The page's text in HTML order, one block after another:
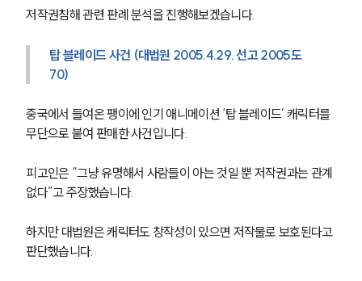
저작권침해 관련 판례 분석을 진행해보겠습니다.
탑 블레이드 사건 (대법원 2005.4.29. 선고 2005도
70)
중국에서 들여온 팽이에 인기 애니메이션 ‘탑 블레이드’ 캐릭터를
무단으로 붙여 판매한 사건입니다.
피고인은 “그냥 유명해서 사람들이 아는 것일 뿐 저작권과는 관계
없다”고 주장했습니다.
하지만 대법원은 캐릭터도 창작성이 있으면 저작물로 보호된다고
판단했습니다.